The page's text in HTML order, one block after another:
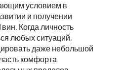
условием в
и получении
Когда личность
любых ситуаций,
даже небольшой
комфорта